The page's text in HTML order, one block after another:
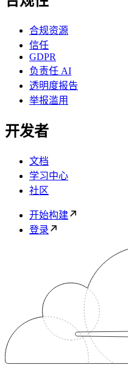
合规资源
信任
GDPR
负责任 AI
透明度报告
举报滥用
开发者
文档
学习中心
社区
开始构建
登录